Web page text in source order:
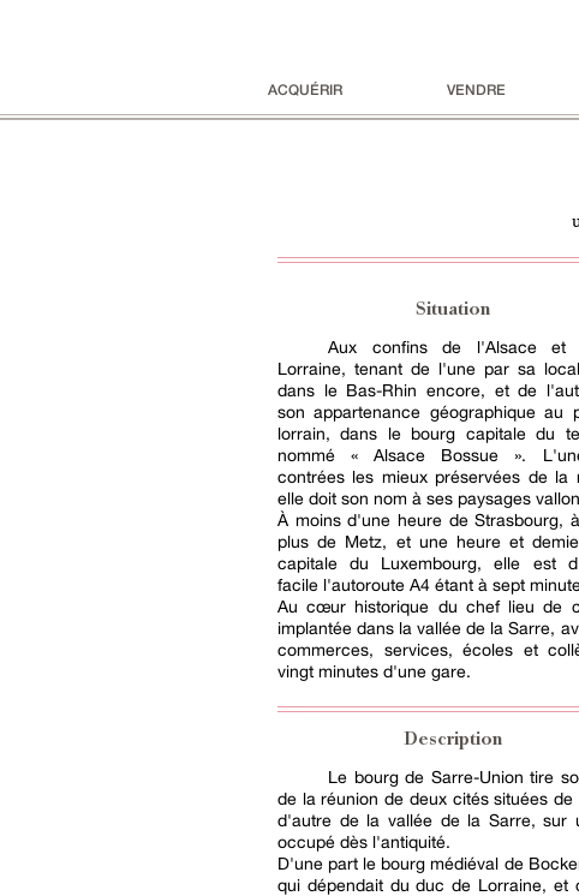
ACQUÉRIR VENDRE
Situation
Aux confins de l'Alsace
Lorraine, tenant de l'une par sa
dans le Bas-Rhin encore, et de
son appartenance géographique au
lorrain, dans le bourg capitale du
nommé « Alsace Bossue ».
contrées les mieux préservées de la
elle doit son nom à ses paysages
À moins d'une heure de Strasbourg,
plus de Metz, et une heure et
capitale du Luxembourg, elle est
facile l'autoroute A4 étant à sept
Au cœur historique du chef lieu de
implantée dans la vallée de la Sarre,
commerces, services, écoles et
vingt minutes d'une gare.
Description
Le bourg de Sarre-Union tire
de la réunion de deux cités situées de
d'autre de la vallée de la Sarre, sur
occupé dès l'antiquité.
D'une part le bourg médiéval de
qui dépendait du duc de Lorraine, et